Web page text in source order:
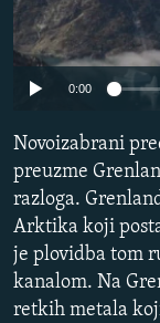
ISPRIČAJ MI
DNEVNO@RSE
SPECIJALI RSE
VIŠE OD NASLOVA
GENOCID U
POPLAVE I
TV LIBERTY
POST SCRIPTUM
PRATITE NAS
Sve RFE/RL
0:00
Novoizabrani
preuzme
razloga.
Arktika koji
je plovidba tom
kanalom. Na
retkih metala